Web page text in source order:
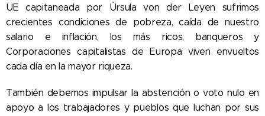
UE capitaneada por Úrsula von der Leyen sufrimos
crecientes condiciones de pobreza, caída de nuestro
salario e inflación, los más ricos, banqueros y
Corporaciones capitalistas de Europa viven envueltos
cada día en la mayor riqueza.
También debemos impulsar la abstención o voto nulo en
apoyo a los trabajadores y pueblos que luchan por sus